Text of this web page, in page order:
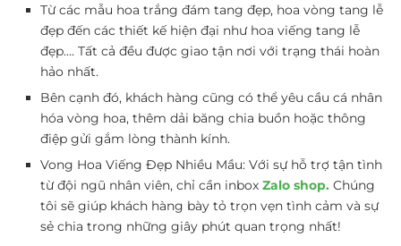
Từ các mẫu hoa trắng đám tang đẹp, hoa vòng tang lễ
đẹp đến các thiết kế hiện đại như hoa viếng tang lễ
đẹp…. Tất cả đều được giao tận nơi với trạng thái hoàn
hảo nhất.
Bên cạnh đó, khách hàng cũng có thể yêu cầu cá nhân
hóa vòng hoa, thêm dải băng chia buồn hoặc thông
điệp gửi gắm lòng thành kính.
Vong Hoa Viếng Đẹp Nhiều Mầu: Với sự hỗ trợ tận tình
từ đội ngũ nhân viên, chỉ cần inbox Zalo shop. Chúng
tôi sẽ giúp khách hàng bày tỏ trọn vẹn tình cảm và sự
sẻ chia trong những giây phút quan trọng nhất!